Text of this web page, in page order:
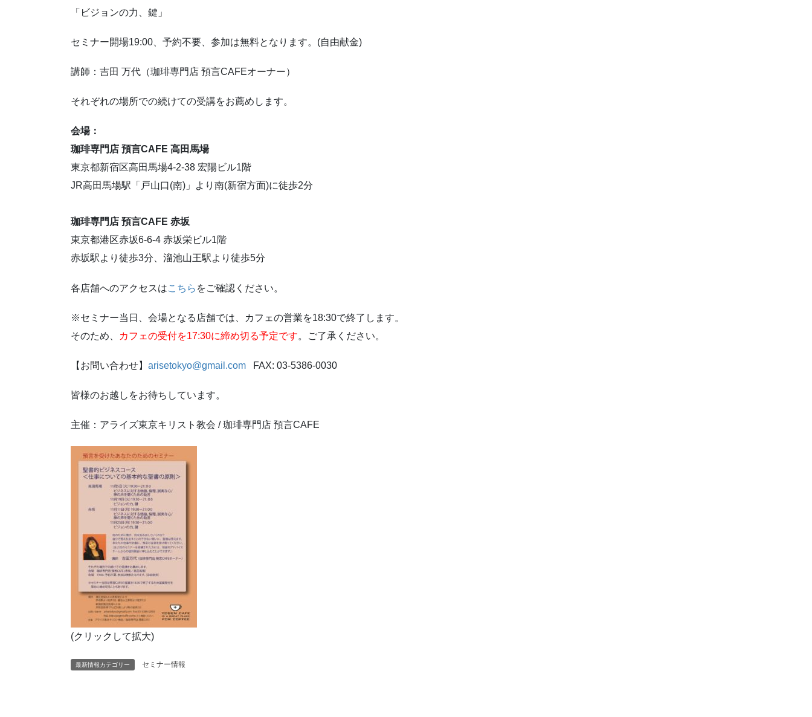
「ビジョンの力、鍵」
セミナー開場19:00、予約不要、参加は無料となります。(自由献金)
講師：吉田 万代 （珈琲専門店 預言CAFEオーナー）
それぞれの場所での続けての受講をお薦めします。
会場：
珈琲専門店 預言CAFE 高田馬場
東京都新宿区高田馬場4-2-38 宏陽ビル1階
JR高田馬場駅「戸山口(南)」より南(新宿方面)に徒歩2分
珈琲専門店 預言CAFE 赤坂
東京都港区赤坂6-6-4 赤坂栄ビル1階
赤坂駅より徒歩3分、溜池山王駅より徒歩5分
各店舗へのアクセスはこちら をご確認ください。
※セミナー当日、会場となる店舗では、カフェの営業を18:30で終了します。
そのため、
カフェの受付を17:30に締め切る予定です。ご了承ください。
【お問い合わせ】 arisetokyo@gmail.com FAX: 03-5386-0030
皆様のお越しをお待ちしています。
主催：アライズ東京キリスト教会 / 珈琲専門店 預言CAFE
(クリックして拡大)
最新情報カテゴリー セミナー情報